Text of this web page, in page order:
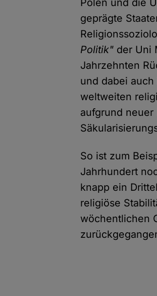
Polen und die
geprägte
Politik" der Uni
Jahrzehnten
und dabei
weltweiten
aufgrund
So ist zum
Jahrhundert
knapp ein
religiöse
wöchentlichen